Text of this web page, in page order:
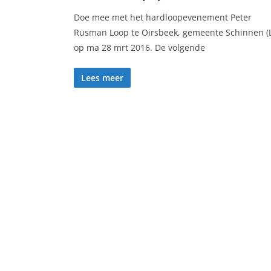
Doe mee met het hardloopevenement Peter
Rusman Loop te Oirsbeek, gemeente Schinnen
op ma 28 mrt 2016. De volgende
Lees meer